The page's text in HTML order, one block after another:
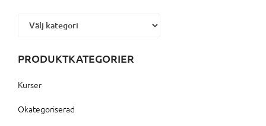
Kategorier
PRODUKTKATEGORIER
Kurser
Okategoriserad